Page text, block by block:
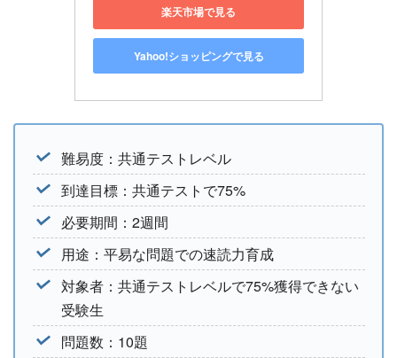
楽天市場で見る
Yahoo!ショッピングで見る
難易度：共通テストレベル
到達目標：共通テストで75%
必要期間：2週間
用途：平易な問題での速読力育成
対象者：共通テストレベルで75%獲得できない
受験生
問題数：10題